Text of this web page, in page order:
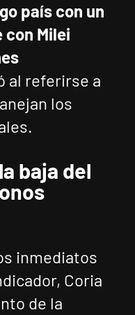
país con un
con Milei
al referirse a
los
baja del
inmediatos
Coria
de la